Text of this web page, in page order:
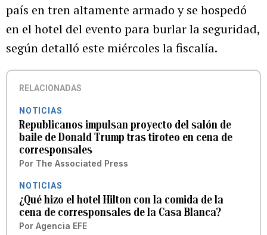
país en tren altamente armado y se hospedó
en el hotel del evento para burlar la seguridad,
según detalló este miércoles la fiscalía.
RELACIONADAS
NOTICIAS
Republicanos impulsan proyecto del salón de
baile de Donald Trump tras tiroteo en cena de
corresponsales
Por The Associated Press
NOTICIAS
¿Qué hizo el hotel Hilton con la comida de la
cena de corresponsales de la Casa Blanca?
Por Agencia EFE